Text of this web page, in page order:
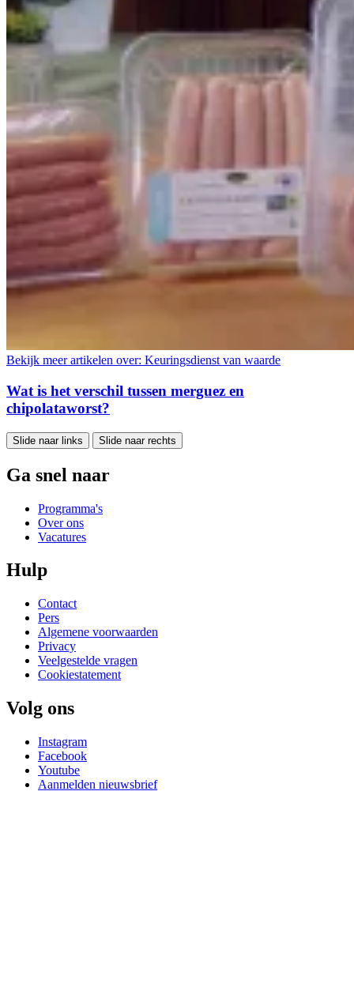
Bekijk meer artikelen over: Keuringsdienst van waarde
Wat is het verschil tussen merguez en
chipolataworst?
Slide naar links Slide naar rechts
Ga snel naar
Programma's
Over ons
Vacatures
Hulp
Contact
Pers
Algemene voorwaarden
Privacy
Veelgestelde vragen
Cookiestatement
Volg ons
Instagram
Facebook
Youtube
Aanmelden nieuwsbrief